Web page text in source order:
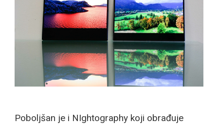
Poboljšan je i NIghtography koji obrađuje